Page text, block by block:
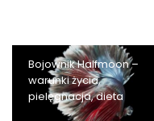
Bojownik Halfmoon –
warunki życia,
pielęgnacja, dieta